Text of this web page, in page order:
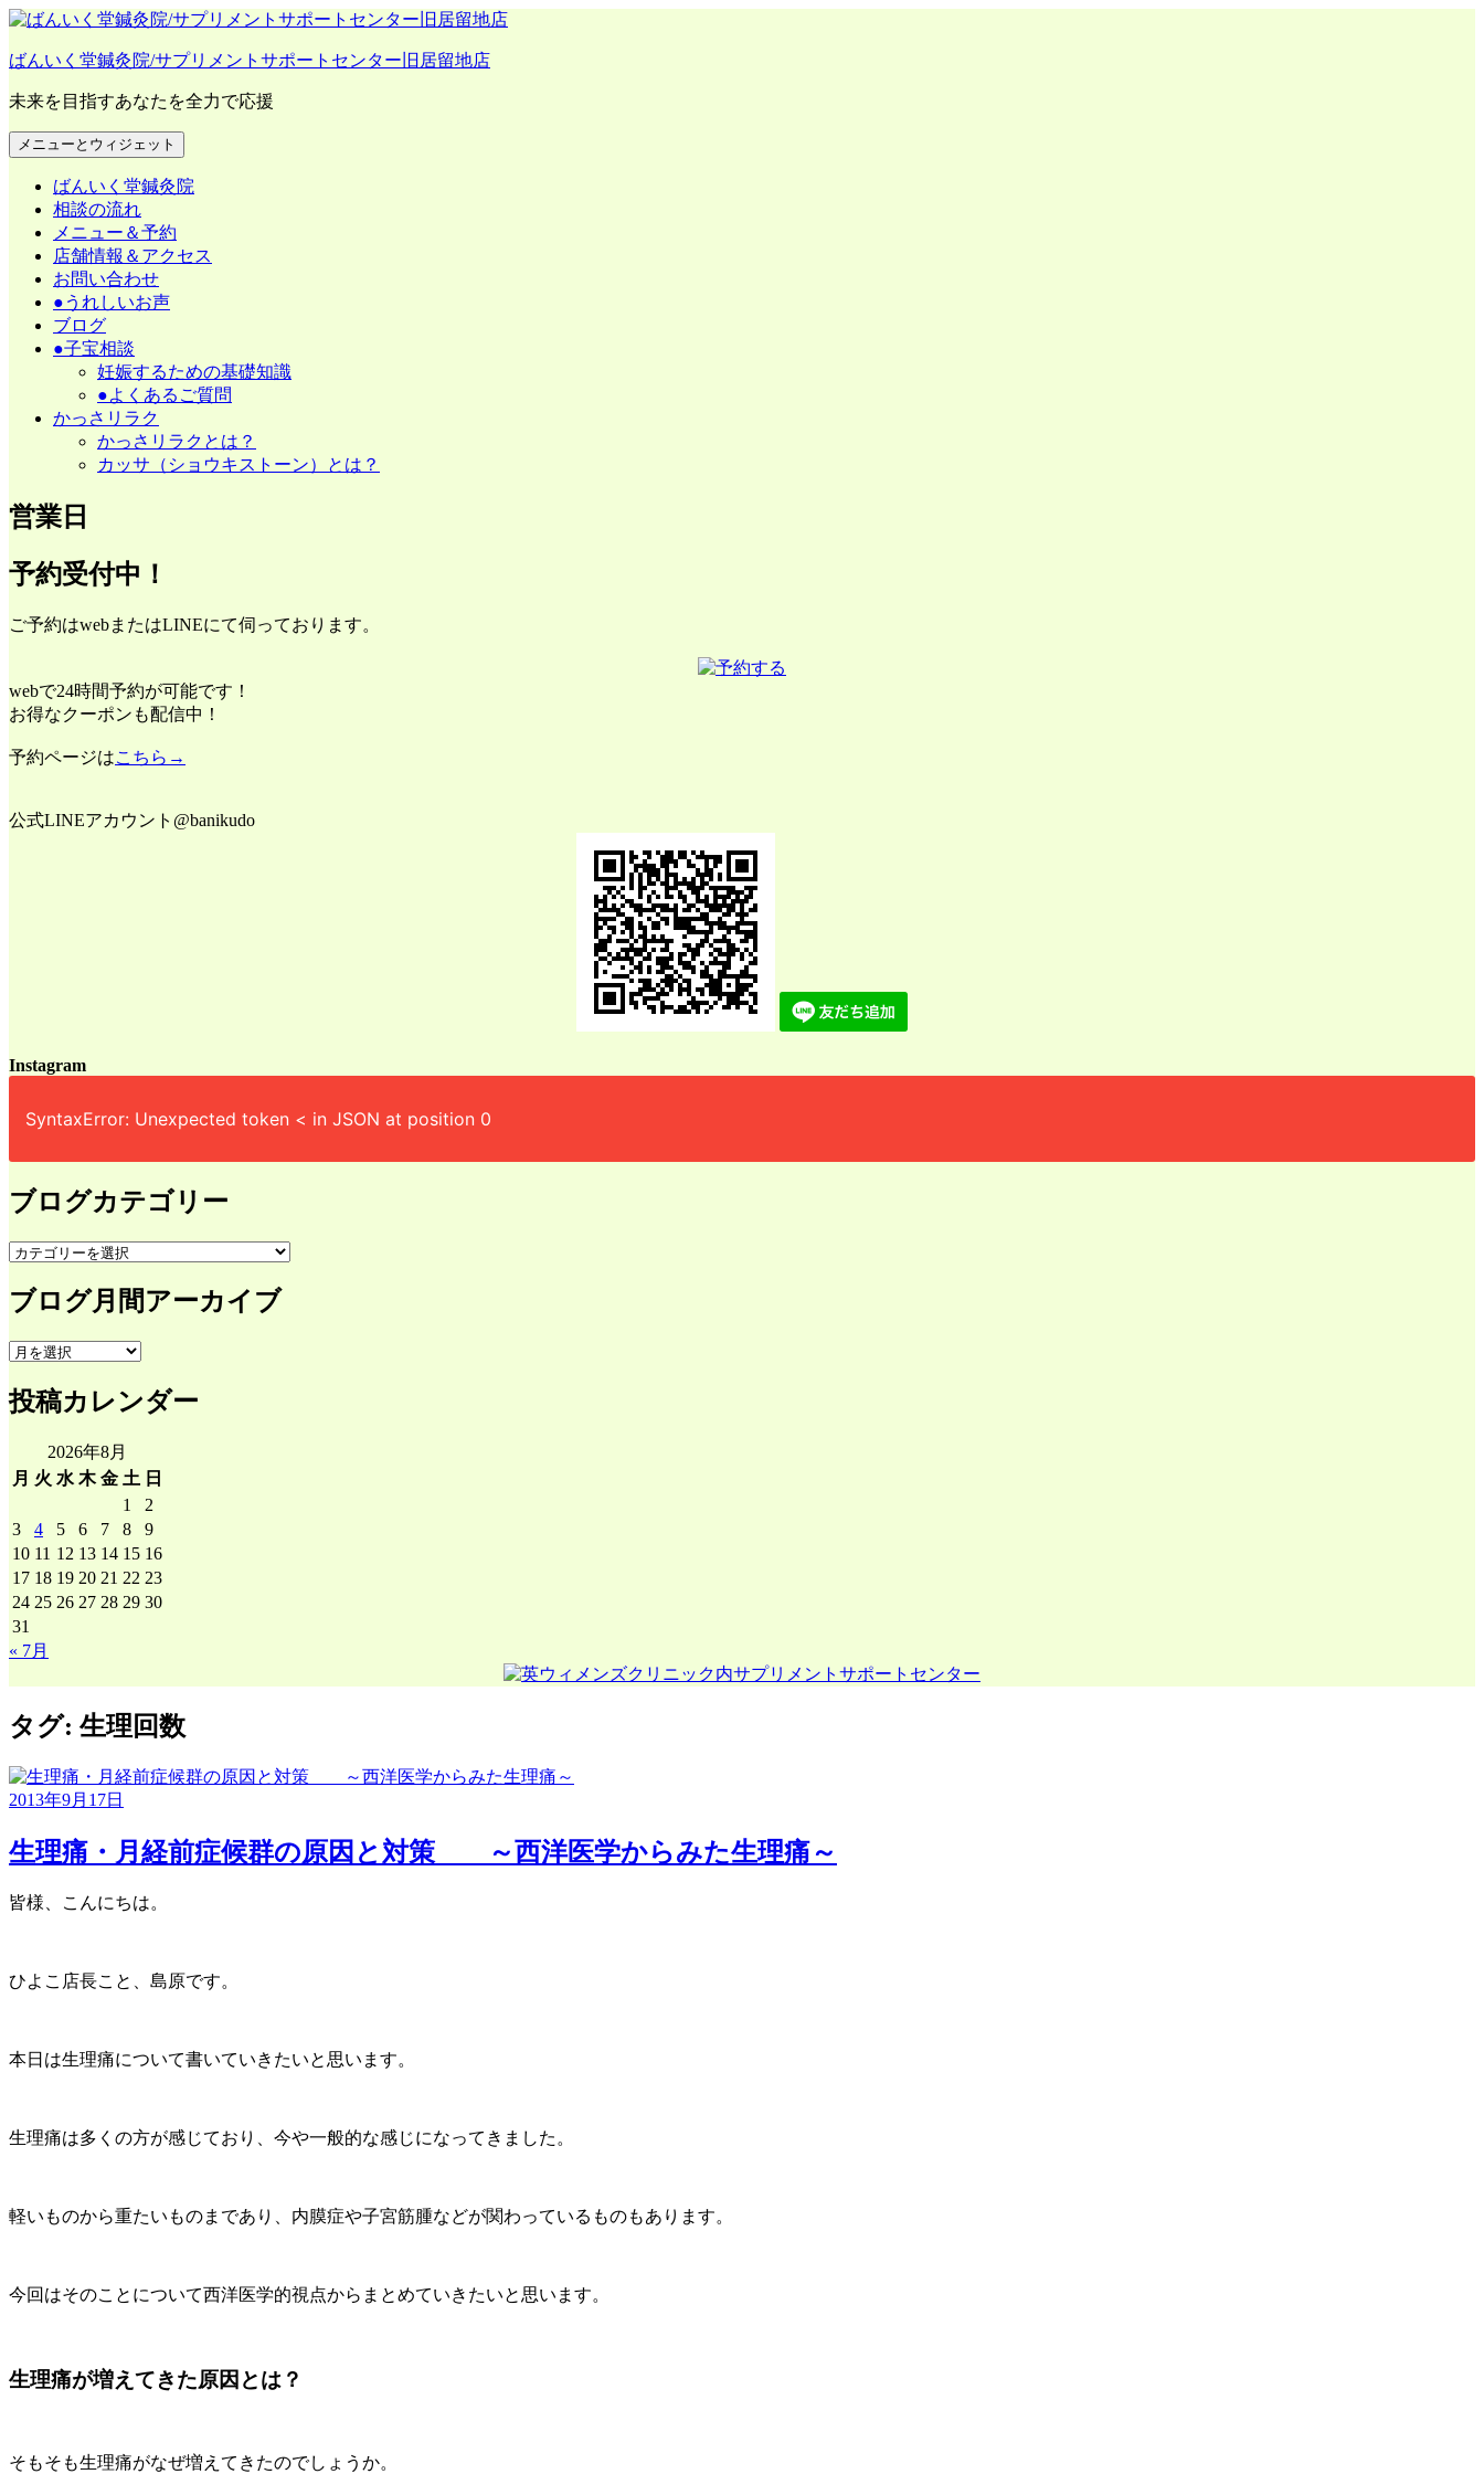
コ
テ
ン
ツ
へ
ス
ばんいく堂鍼灸院/サプリメントサポートセンター旧居留地店
未来を目指すあなたを全力で応援
メニューとウィジェット
ばんいく堂鍼灸院
相談の流れ
メニュー＆予約
店舗情報＆アクセス
お問い合わせ
●うれしいお声
ブログ
●子宝相談
妊娠するための基礎知識
●よくあるご質問
かっさリラク
かっさリラクとは？
カッサ（ショウキストーン）とは？
営業日
予約受付中！
ご予約はwebまたはLINEにて伺っております。
webで24時間予約が可能です！
お得なクーポンも配信中！
予約ページはこちら→
公式LINEアカウント@banikudo
Instagram
SyntaxError: Unexpected token < in JSON at position 0
ブログカテゴリー
ブ
グ
カ
テ
ゴ
リ
ー
ブログ月間アーカイブ
ブ
グ
月
ア
ー
イ
ブ
投稿カレンダー
2026年8月
月 火 水 木 金 土 日
1
2
3
4 5 6 7 8
9
10 11 12 13 14 15 16
17 18 19 20 21 22 23
24 25 26 27 28 29 30
31
« 7月
タグ: 生理回数
2013年9月17日
生理痛・月経前症候群の原因と対策 ～西洋医学からみた生理痛～
皆様、こんにちは。
ひよこ店長こと、島原です。
本日は生理痛について書いていきたいと思います。
生理痛は多くの方が感じており、今や一般的な感じになってきました。
軽いものから重たいものまであり、内膜症や子宮筋腫などが関わっているものもあります。
今回はそのことについて西洋医学的視点からまとめていきたいと思います。
生理痛が増えてきた原因とは？
そもそも生理痛がなぜ増えてきたのでしょうか。